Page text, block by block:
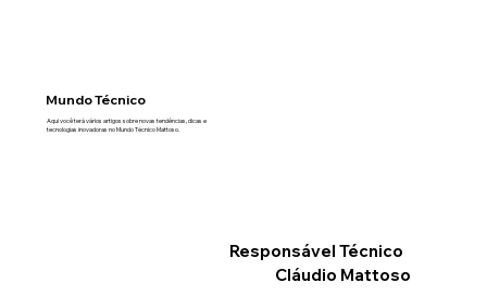
Mundo Técnico
Aqui você terá vários artigos sobre novas tendências, dicas e
tecnologias inovadoras no Mundo Técnico Mattoso.
Responsável Técnico
Cláudio Mattoso